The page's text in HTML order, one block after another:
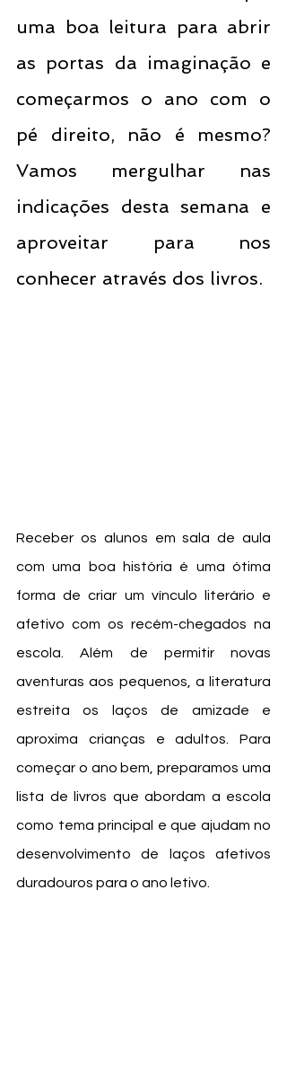
uma boa leitura para abrir
as portas da imaginação e
começarmos o ano com o
pé direito, não é mesmo?
Vamos mergulhar nas
indicações desta semana e
aproveitar para nos
conhecer através dos livros.
Receber os alunos em sala de aula
com uma boa história é uma ótima
forma de criar um vínculo literário e
afetivo com os recém-chegados na
escola. Além de permitir novas
aventuras aos pequenos, a literatura
estreita os laços de amizade e
aproxima crianças e adultos. Para
começar o ano bem, preparamos uma
lista de livros que abordam a escola
como tema principal e que ajudam no
desenvolvimento de laços afetivos
duradouros para o ano letivo.